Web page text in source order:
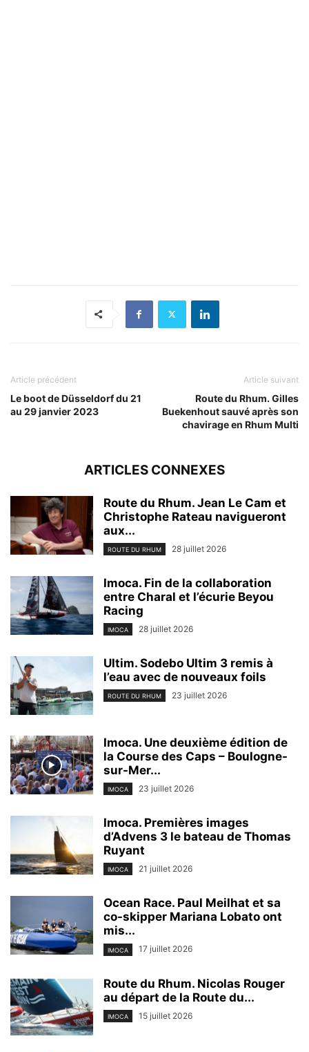
Article précédent
Le boot de Düsseldorf du 21
au 29 janvier 2023
Article suivant
Route du Rhum. Gilles
Buekenhout sauvé après son
chavirage en Rhum Multi
ARTICLES CONNEXES
Route du Rhum. Jean Le Cam et
Christophe Rateau navigueront
aux...
ROUTE DU RHUM 28 juillet 2026
Imoca. Fin de la collaboration
entre Charal et l’écurie Beyou
Racing
IMOCA 28 juillet 2026
Ultim. Sodebo Ultim 3 remis à
l’eau avec de nouveaux foils
ROUTE DU RHUM 23 juillet 2026
Imoca. Une deuxième édition de
la Course des Caps – Boulogne-
sur-Mer...
IMOCA 23 juillet 2026
Imoca. Premières images
d’Advens 3 le bateau de Thomas
Ruyant
IMOCA 21 juillet 2026
Ocean Race. Paul Meilhat et sa
co-skipper Mariana Lobato ont
mis...
IMOCA 17 juillet 2026
Route du Rhum. Nicolas Rouger
au départ de la Route du...
IMOCA 15 juillet 2026